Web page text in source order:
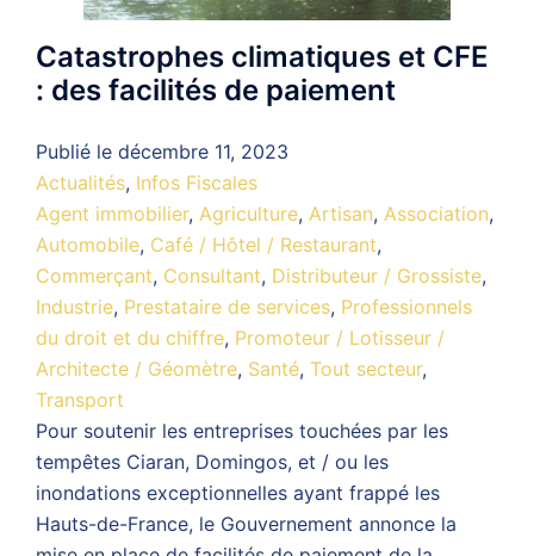
Catastrophes climatiques et CFE
: des facilités de paiement
Publié le décembre 11, 2023
Actualités, Infos Fiscales
Agent immobilier, Agriculture, Artisan, Association,
Automobile, Café / Hôtel / Restaurant,
Commerçant, Consultant, Distributeur / Grossiste,
Industrie, Prestataire de services, Professionnels
du droit et du chiffre, Promoteur / Lotisseur /
Architecte / Géomètre, Santé, Tout secteur,
Transport
Pour soutenir les entreprises touchées par les
tempêtes Ciaran, Domingos, et / ou les
inondations exceptionnelles ayant frappé les
Hauts-de-France, le Gouvernement annonce la